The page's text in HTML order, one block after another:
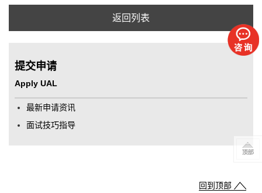
返回列表
提交申请
Apply UAL
最新申请资讯
面试技巧指导
回到顶部